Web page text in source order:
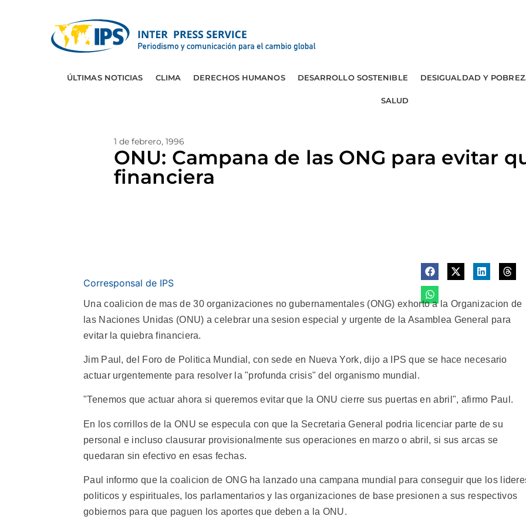
ÚLTIMAS NOTICIAS CLIMA DERECHOS HUMANOS DESARROLLO SOSTENIBLE DESIGUALDAD Y
SALUD
1 de febrero, 1996
ONU: Campana de las ONG para evitar
financiera
Corresponsal de IPS
Una coalicion de mas de 30 organizaciones no gubernamentales (ONG) exhorto a la Organizacion de
las Naciones Unidas (ONU) a celebrar una sesion especial y urgente de la Asamblea General para
evitar la quiebra financiera.
Jim Paul, del Foro de Politica Mundial, con sede en Nueva York, dijo a IPS que se hace necesario
actuar urgentemente para resolver la "profunda crisis" del organismo mundial.
"Tenemos que actuar ahora si queremos evitar que la ONU cierre sus puertas en abril", afirmo Paul.
En los corrillos de la ONU se especula con que la Secretaria General podria licenciar parte de su
personal e incluso clausurar provisionalmente sus operaciones en marzo o abril, si sus arcas se
quedaran sin efectivo en esas fechas.
Paul informo que la coalicion de ONG ha lanzado una campana mundial para conseguir que los
politicos y espirituales, los parlamentarios y las organizaciones de base presionen a sus respectivos
gobiernos para que paguen los aportes que deben a la ONU.